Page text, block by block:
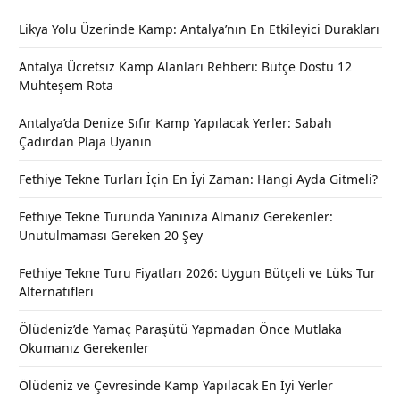
Likya Yolu Üzerinde Kamp: Antalya’nın En Etkileyici Durakları
Antalya Ücretsiz Kamp Alanları Rehberi: Bütçe Dostu 12
Muhteşem Rota
Antalya’da Denize Sıfır Kamp Yapılacak Yerler: Sabah
Çadırdan Plaja Uyanın
Fethiye Tekne Turları İçin En İyi Zaman: Hangi Ayda Gitmeli?
Fethiye Tekne Turunda Yanınıza Almanız Gerekenler:
Unutulmaması Gereken 20 Şey
Fethiye Tekne Turu Fiyatları 2026: Uygun Bütçeli ve Lüks Tur
Alternatifleri
Ölüdeniz’de Yamaç Paraşütü Yapmadan Önce Mutlaka
Okumanız Gerekenler
Ölüdeniz ve Çevresinde Kamp Yapılacak En İyi Yerler